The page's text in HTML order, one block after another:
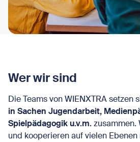
Wer wir sind
Die Teams von WIENXTRA setzen
in Sachen Jugendarbeit,
Spielpädagogik u.v.m.zusammen.
und kooperieren auf vielen